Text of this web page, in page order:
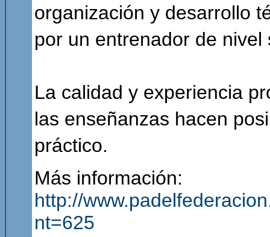
organización y desarrollo
por un entrenador de nivel
La calidad y experiencia
las enseñanzas hacen
práctico.
Más información:
http://
nt=625